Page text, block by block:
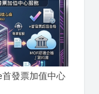
首發票加值中心